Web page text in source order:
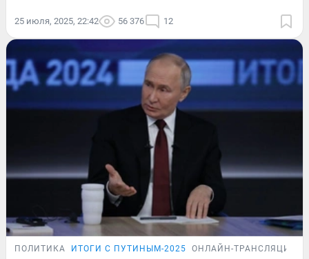
25 июля, 2025, 22:42 56 376 12
ПОЛИТИКА ИТОГИ С ПУТИНЫМ-2025 ОНЛАЙН-ТРАНСЛЯЦИЯ